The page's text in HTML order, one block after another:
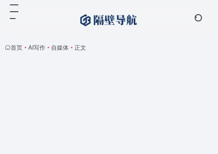
首页 • AI写作 • 自媒体 • 正文